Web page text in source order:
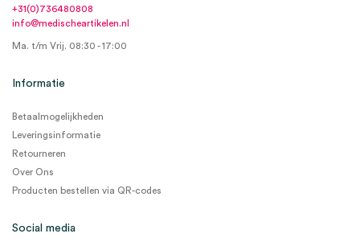
+31(0)736480808
info@medischeartikelen.nl
Ma. t/m Vrij. 08:30 - 17:00
Informatie
Betaalmogelijkheden
Leveringsinformatie
Retourneren
Over Ons
Producten bestellen via QR-codes
Social media